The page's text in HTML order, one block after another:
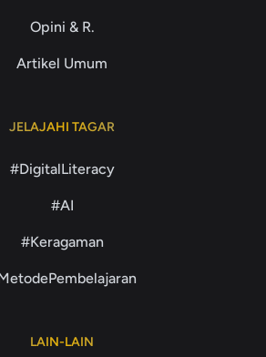
Opini & R.
Artikel Umum
JELAJAHI TAGAR
#DigitalLiteracy
#AI
#Keragaman
LAIN-LAIN